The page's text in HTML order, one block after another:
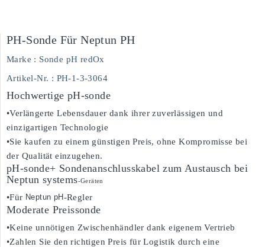
PH-Sonde Für Neptun PH
Marke : Sonde pH redOx
Artikel-Nr. : PH-1-3-3064
Hochwertige pH-sonde
•Verlängerte Lebensdauer dank ihrer zuverlässigen und
einzigartigen Technologie
•Sie kaufen zu einem günstigen Preis, ohne Kompromisse bei
der Qualität einzugehen.
pH-sonde+ Sondenanschlusskabel zum Austausch bei
Neptun systems-Geräten
•Für Neptun pH -Regler
Moderate Preissonde
•Keine unnötigen Zwischenhändler dank eigenem Vertrieb
•Zahlen Sie den richtigen Preis für Logistik durch eine